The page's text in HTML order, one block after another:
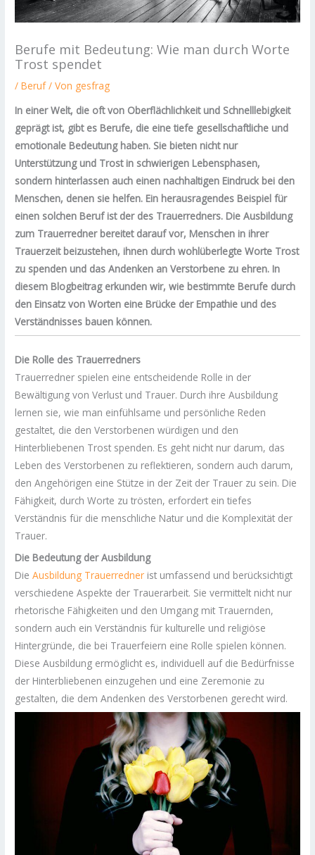
Berufe mit Bedeutung: Wie man durch Worte
Trost spendet
/Beruf/ Von gesfrag
In einer Welt, die oft von Oberflächlichkeit und Schnelllebigkeit
geprägt ist, gibt es Berufe, die eine tiefe gesellschaftliche und
emotionale Bedeutung haben. Sie bieten nicht nur
Unterstützung und Trost in schwierigen Lebensphasen,
sondern hinterlassen auch einen nachhaltigen Eindruck bei den
Menschen, denen sie helfen. Ein herausragendes Beispiel für
einen solchen Beruf ist der des Trauerredners. Die Ausbildung
zum Trauerredner bereitet darauf vor, Menschen in ihrer
Trauerzeit beizustehen, ihnen durch wohlüberlegte Worte Trost
zu spenden und das Andenken an Verstorbene zu ehren. In
diesem Blogbeitrag erkunden wir, wie bestimmte Berufe durch
den Einsatz von Worten eine Brücke der Empathie und des
Verständnisses bauen können.
Die Rolle des Trauerredners
Trauerredner spielen eine entscheidende Rolle in der
Bewältigung von Verlust und Trauer. Durch ihre Ausbildung
lernen sie, wie man einfühlsame und persönliche Reden
gestaltet, die den Verstorbenen würdigen und den
Hinterbliebenen Trost spenden. Es geht nicht nur darum, das
Leben des Verstorbenen zu reflektieren, sondern auch darum,
den Angehörigen eine Stütze in der Zeit der Trauer zu sein. Die
Fähigkeit, durch Worte zu trösten, erfordert ein tiefes
Verständnis für die menschliche Natur und die Komplexität der
Trauer.
Die Bedeutung der Ausbildung
DieAusbildung Trauerredner ist umfassend und berücksichtigt
verschiedene Aspekte der Trauerarbeit. Sie vermittelt nicht nur
rhetorische Fähigkeiten und den Umgang mit Trauernden,
sondern auch ein Verständnis für kulturelle und religiöse
Hintergründe, die bei Trauerfeiern eine Rolle spielen können.
Diese Ausbildung ermöglicht es, individuell auf die Bedürfnisse
der Hinterbliebenen einzugehen und eine Zeremonie zu
gestalten, die dem Andenken des Verstorbenen gerecht wird.